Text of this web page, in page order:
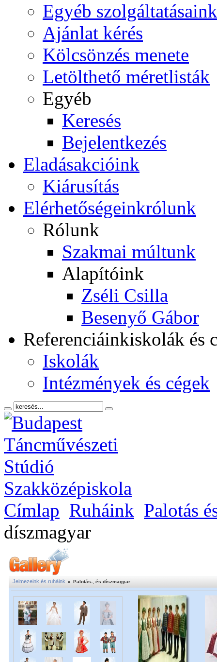
Egyéb szolgáltatásaink
Ajánlat kérés
Kölcsönzés menete
Letölthető méretlisták
Egyéb
Keresés
Bejelentkezés
Eladásakcióink
Kiárusítás
Elérhetőségeinkrólunk
Rólunk
Szakmai múltunk
Alapítóink
Zséli Csilla
Besenyő Gábor
Referenciáinkiskolák és
Iskolák
Intézmények és cégek
Címlap Ruháink Palotás
díszmagyar
Jelmezeink és ruháink » Palotás-, és díszmagyar